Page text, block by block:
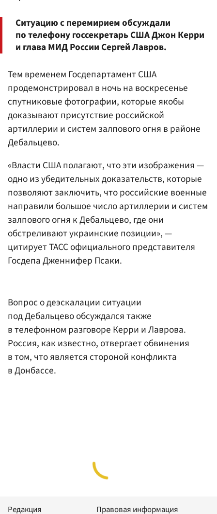
Ситуацию с перемирием обсуждали
по телефону госсекретарь США Джон Керри
и глава МИД России Сергей Лавров.
Тем временем Госдепартамент США
продемонстрировал в ночь на воскресенье
спутниковые фотографии, которые якобы
доказывают присутствие российской
артиллерии и систем залпового огня в районе
Дебальцево.
«Власти США полагают, что эти изображения —
одно из убедительных доказательств, которые
позволяют заключить, что российские военные
направили большое число артиллерии и систем
залпового огня к Дебальцево, где они
обстреливают украинские позиции», —
цитирует ТАСС официального представителя
Госдепа Дженнифер Псаки.
Вопрос о деэскалации ситуации
под Дебальцево обсуждался также
в телефонном разговоре Керри и Лаврова.
Россия, как известно, отвергает обвинения
в том, что является стороной конфликта
в Донбассе.
Редакция
Правовая информация